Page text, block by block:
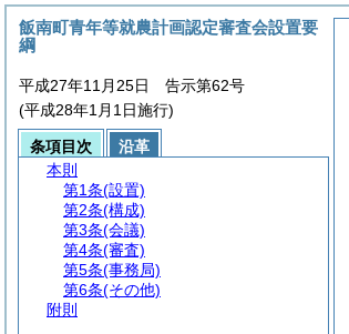
飯南町青年等就農計画認定審査会設置要
綱
平成27年11月25日 告示第62号
(平成28年1月1日施行)
条項目次
沿革
本則
第1条(設置)
第2条(構成)
第3条(会議)
第4条(審査)
第5条(事務局)
第6条(その他)
附則